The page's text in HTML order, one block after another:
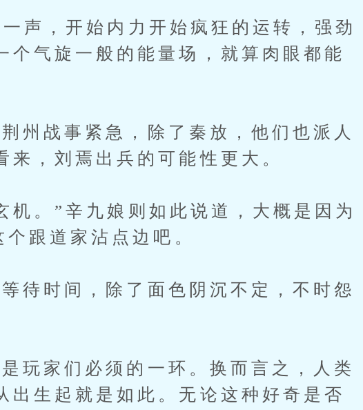
声，开始内力开始疯狂的运转，强劲
个气旋一般的能量场，就算肉眼都能
战事紧急，除了秦放，他们也派人
，刘焉出兵的可能性更大。
。”辛九娘则如此说道，大概是因为
跟道家沾点边吧。
待时间，除了面色阴沉不定，不时怨
家们必须的一环。换而言之，人类
出生起就是如此。无论这种好奇是否